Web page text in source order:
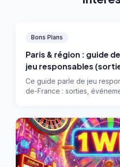
Bons Plans
Paris & région : guide
jeu responsables
numérique)
Ce guide parle de jeu
de-France : sorties,